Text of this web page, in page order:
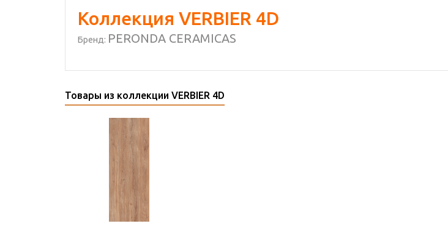
Коллекция VERBIER 4D
Бренд: PERONDA CERAMICAS
Товары из коллекции VERBIER 4D